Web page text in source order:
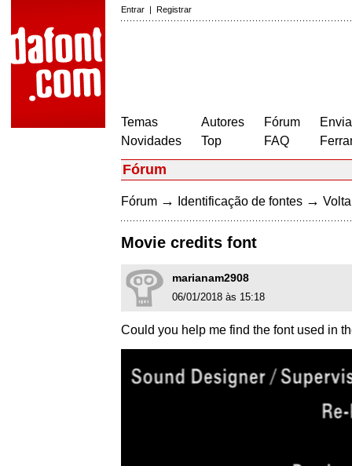
Entrar | Registrar
Temas
Novidades
Autores
Top
Fórum
FAQ
Fórum
Fórum → Identificação de fontes →
Movie credits font
marianam2908
06/01/2018 às 15:18
Could you help me find the font used in